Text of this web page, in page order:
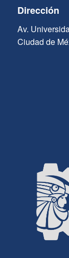
Dirección
Av.
Ciudad de